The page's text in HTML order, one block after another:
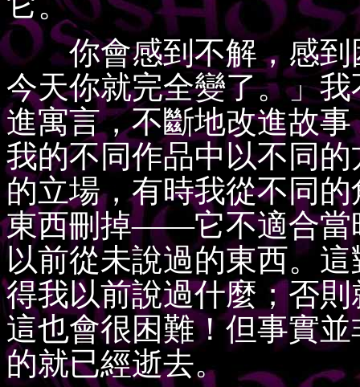
你會感到不解，感到
今天你就完全變了。」
進寓言，不斷地改進故
我的不同作品中以不同
的立場，有時我從不同
東西刪掉——它不適合當
以前從未說過的東西。
得我以前說過什麼；否
這也會很困難！但事實
的就已經逝去。